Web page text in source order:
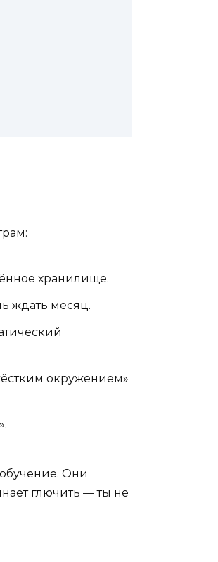
хранилище.
ждать месяц.
окружением»
Они
глючить — ты не